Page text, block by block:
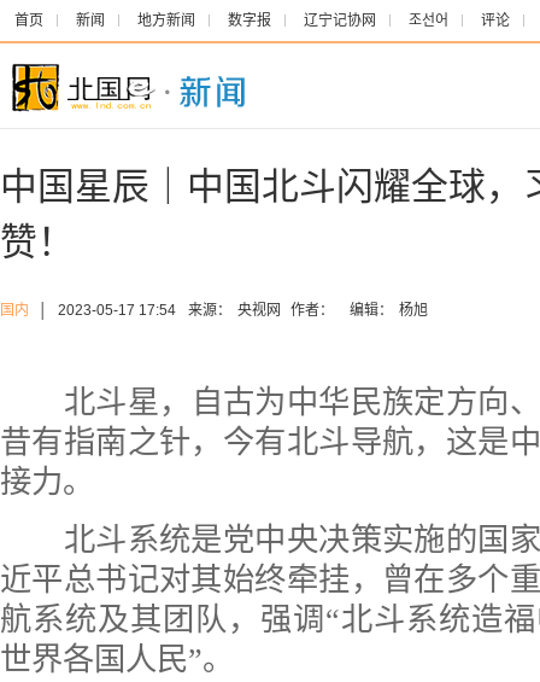
首页 新闻 地方新闻 数字报 辽宁记协网 조선어 评论
中国星辰｜中国北斗闪耀全球，
赞！
国内 2023-05-17 17:54 来源： 央视网 作者： 编辑： 杨旭
北斗星，自古为中华民族定方向
昔有指南之针，今有北斗导航，这是
接力。
北斗系统是党中央决策实施的国家
近平总书记对其始终牵挂，曾在多个
航系统及其团队，强调“北斗系统造
世界各国人民”。